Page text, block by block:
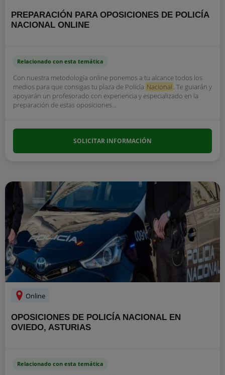
PREPARACIÓN PARA OPOSICIONES DE POLICÍA
NACIONAL ONLINE
Relacionado con esta temática
Con nuestra metodología online ponemos a tu alcance todos los
medios para que consigas tu plaza de Policía Nacional . Te guiarán y
apoyarán un profesorado con experiencia y especializado en la
preparación de estas oposiciones...
SOLICITAR INFORMACIÓN
Online
OPOSICIONES DE POLICÍA NACIONAL EN
OVIEDO, ASTURIAS
Relacionado con esta temática